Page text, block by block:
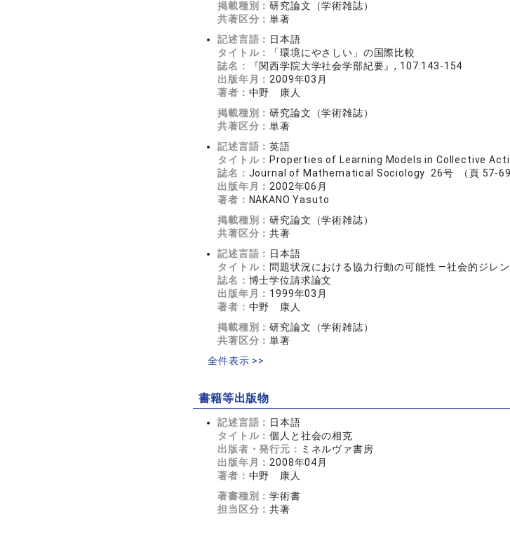
掲載種別：研究論文（学術雑誌）
共著区分：単著
記述言語： 日本語
タイトル：
「環境にやさしい」の国際比較
誌名：
『関西学院大学社会学部紀要』, 107:143-154
出版年月： 2009年03月
著者： 中野 康人
掲載種別：研究論文（学術雑誌）
共著区分：単著
記述言語：英語
タイトル： Properties of Learning Models in Collective
誌名： Journal of Mathematical Sociology 26号 （頁 57-69
出版年月： 2002年06月
著者： NAKANO Yasuto
掲載種別：研究論文（学術雑誌）
共著区分：共著
記述言語： 日本語
タイトル： 問題状況における協力行動の可能性 ―社会的ジレ
誌名： 博士学位請求論文
出版年月： 1999年03月
著者： 中野 康人
掲載種別：研究論文（学術雑誌）
共著区分：単著
全件表示 >>
書籍等出版物
記述言語： 日本語
タイトル：個人と社会の相克
出版者・発行元： ミネルヴァ書房
出版年月： 2008年04月
著者： 中野 康人
著書種別：学術書
担当区分：共著